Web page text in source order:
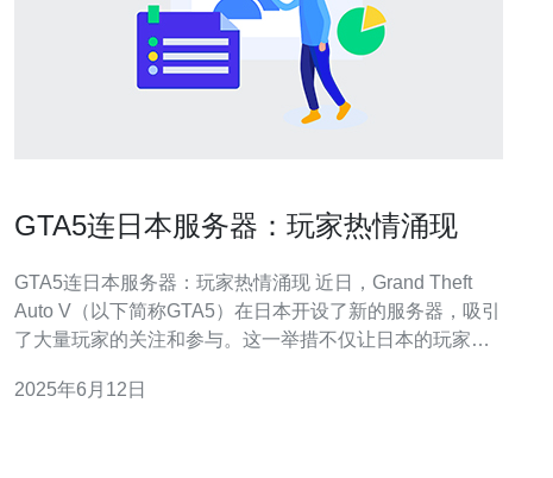
GTA5连日本服务器：玩家热情涌现
GTA5连日本服务器：玩家热情涌现 近日，Grand Theft
Auto V（以下简称GTA5）在日本开设了新的服务器，吸引
了大量玩家的关注和参与。这一举措不仅让日本的玩家们
的机会。 日本服务器的开设，为当地玩家带来了更稳定和
2025年6月12日